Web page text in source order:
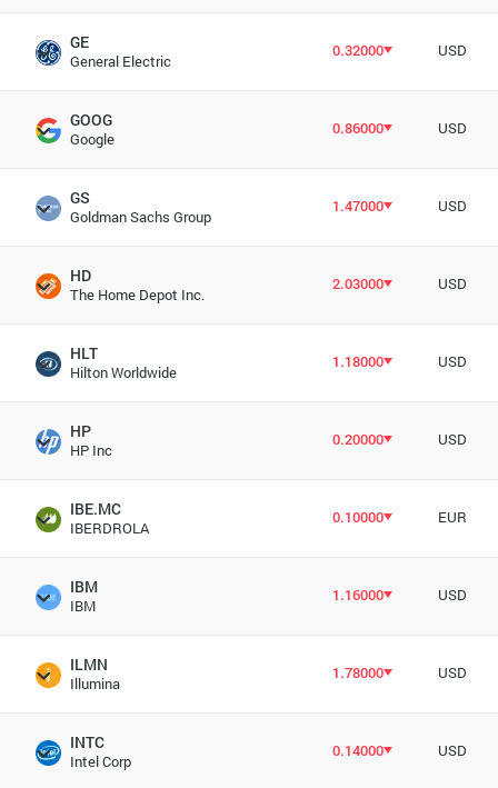
GE
General Electric
0.32000 USD
GOOG
Google
0.86000 USD
GS
Goldman Sachs Group
1.47000 USD
HD
The Home Depot Inc.
2.03000 USD
HLT
Hilton Worldwide
1.18000 USD
HP
HP Inc
0.20000 USD
IBE.MC
IBERDROLA
0.10000 EUR
IBM
IBM
1.16000 USD
ILMN
Illumina
1.78000 USD
INTC
Intel Corp
0.14000 USD